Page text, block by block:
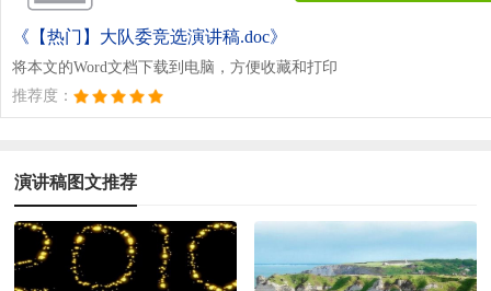
《【热门】大队委竞选演讲稿.doc》
将本文的Word文档下载到电脑，方便收藏和打印
推荐度：
演讲稿图文推荐